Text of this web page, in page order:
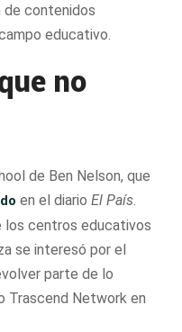
de contenidos
educativo.
no
de Ben Nelson, que
en el diario El País.
los centros educativos
se interesó por el
parte de lo
Trascend Network en